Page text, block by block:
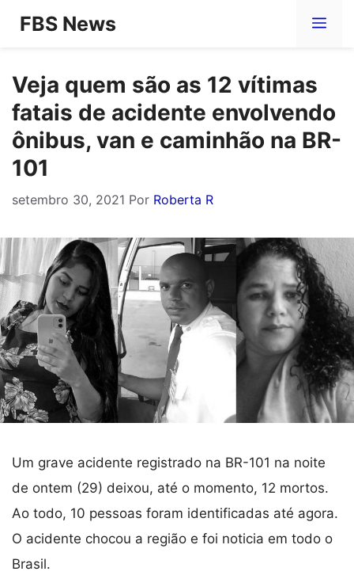
Pular
conteúdo
FBS News
Veja quem são as 12 vítimas
fatais de acidente envolvendo
ônibus, van e caminhão na BR-
101
setembro 30, 2021 Por Roberta R
Um grave acidente registrado na BR-101 na noite
de ontem (29) deixou, até o momento, 12 mortos.
Ao todo, 10 pessoas foram identificadas até agora.
O acidente chocou a região e foi noticia em todo o
Brasil.